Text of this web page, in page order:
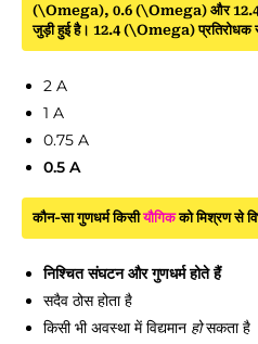
(\Omega), 0.6 (\Omega) और
जुड़ी हुई है। 12.4 (\Omega) प्रतिरोधक से
2 A
1 A
0.75 A
0.5 A
कौन-सा गुणधर्म किसीयौगिकको मिश्रण से
निश्चित संघटन और गुणधर्म होते हैं
सदैव ठोस होता है
किसी भी अवस्था में विद्यमान होसकता है